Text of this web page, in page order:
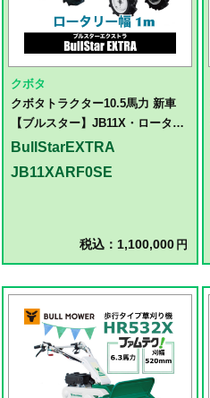
クボタ
クボタトラクター10.5馬力 新車
【ブルスター】JB11X・ロータリ
ー耕うん幅 1m
BullStarEXTRA
JB11XARF0SE
税込：1,100,000 円